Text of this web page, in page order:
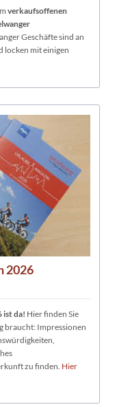
verkaufsoffenen
Geschäfte sind an
locken mit einigen
2026
ist da! Hier finden Sie
braucht: Impressionen
zu finden. Hier